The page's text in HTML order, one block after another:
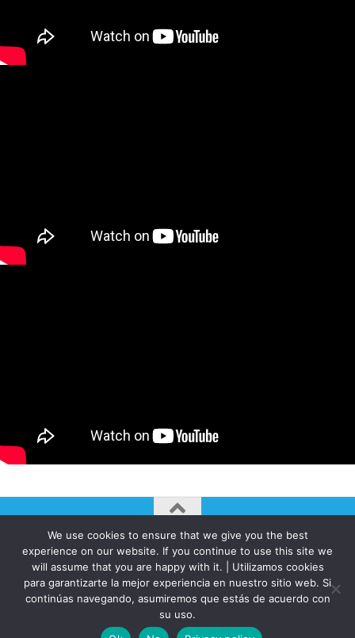
AUTOGIRO/el giro del arte actual © JAVIER MARTINEZ 2026. All
Rights Reserved.
Funciona con - Diseñado con elTema Hueman
We use cookies to ensure that we give you the best
experience on our website. If you continue to use this site we
will assume that you are happy with it. | Utilizamos cookies
para garantizarte la mejor experiencia en nuestro sitio web. Si
continúas navegando, asumiremos que estás de acuerdo con
su uso.